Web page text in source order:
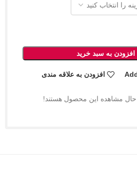
افزودن به سبد خرید
افزودن به علاقه مندی
حال مشاهده این محصول هستند!